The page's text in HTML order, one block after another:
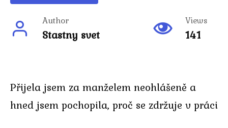
Author
Stastny svet
Views
141
Přijela jsem za manželem neohlášeně a
hned jsem pochopila, proč se zdržuje v práci